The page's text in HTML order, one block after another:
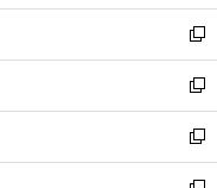
ウ
ィ
ン
ド
ウ
で
開
し
い
ウ
ィ
ン
ド
ウ
新
し
い
ウ
ィ
ン
新
し
い
ウ
新
し